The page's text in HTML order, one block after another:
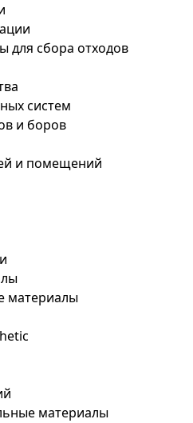
для сбора отходов
систем
и боров
и помещений
материалы
материалы